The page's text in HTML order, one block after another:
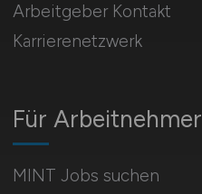
Für Arbeitnehmer
MINT Jobs suchen
Arbeitgeber Kontakt
Karrierenetzwerk